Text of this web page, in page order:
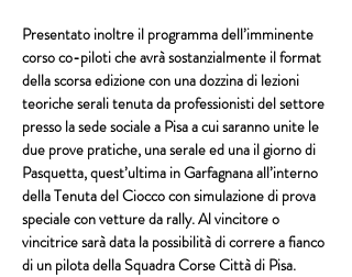
Presentato inoltre il programma dell’imminente
corso co-piloti che avrà sostanzialmente il format
della scorsa edizione con una dozzina di lezioni
teoriche serali tenuta da professionisti del settore
presso la sede sociale a Pisa a cui saranno unite le
due prove pratiche, una serale ed una il giorno di
Pasquetta, quest’ultima in Garfagnana all’interno
della Tenuta del Ciocco con simulazione di prova
speciale con vetture da rally. Al vincitore o
vincitrice sarà data la possibilità di correre a fianco
di un pilota della Squadra Corse Città di Pisa.